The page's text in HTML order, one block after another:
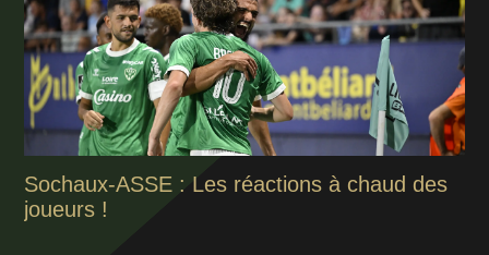
Sochaux-ASSE : Les réactions à chaud des
joueurs !